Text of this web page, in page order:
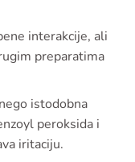
interakcije, ali
preparatima
istodobna
peroksida i
iritaciju.